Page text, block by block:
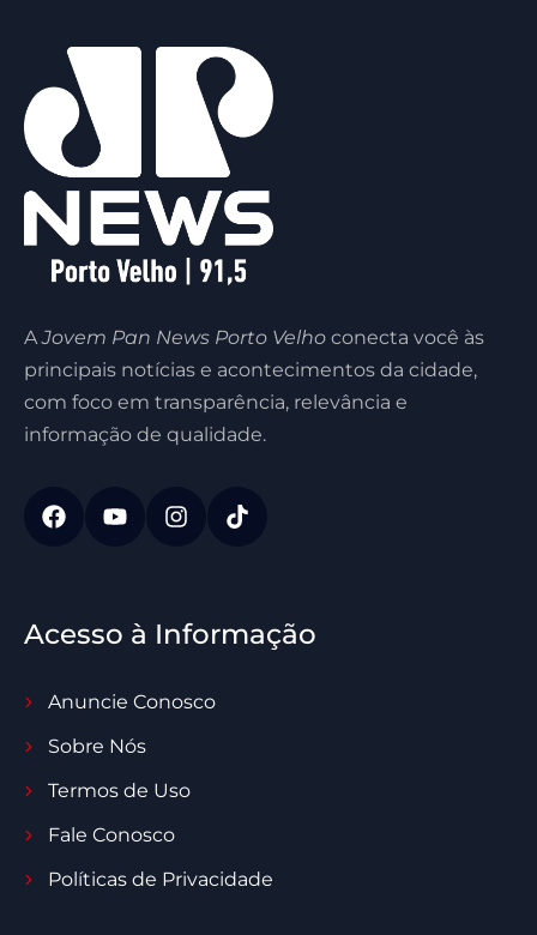
AJovem Pan News Porto Velho conecta você às
principais notícias e acontecimentos da cidade,
com foco em transparência, relevância e
informação de qualidade.
Acesso à Informação
Anuncie Conosco
Sobre Nós
Termos de Uso
Fale Conosco
Políticas de Privacidade